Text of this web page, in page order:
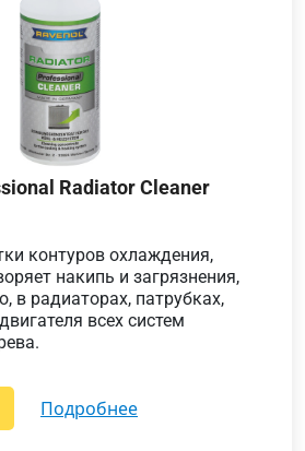
Radiator Cleaner
контуров охлаждения,
накипь и загрязнения,
в радиаторах, патрубках,
всех систем
подробнее